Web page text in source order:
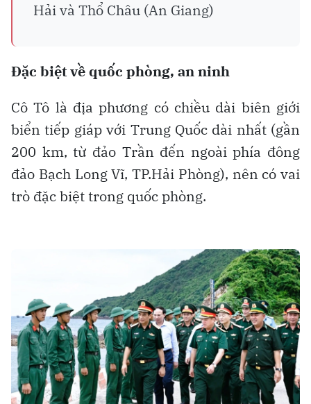
Hải đăng Cô Tô
Sau sáp nhập tỉnh thành, cả nước có
Đồn (Quảng Ninh), Cát Hải, Bạch
Long Vĩ (TP.Hải Phòng), Cồn Cỏ
(Quảng Trị), Lý Sơn (Quảng Ngãi),
Hoàng Sa (TP.Đà Nẵng), Trường Sa
(Khánh Hòa), Phú Quý (Lâm Đồng),
Côn Đảo (TP.HCM), Phú Quốc, Kiên
Hải và Thổ Châu (An Giang)